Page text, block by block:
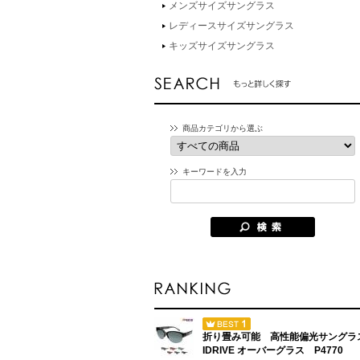
メンズサイズサングラス
レディースサイズサングラス
キッズサイズサングラス
商品カテゴリから選ぶ
キーワードを入力
折り畳み可能 高性能偏光サングラ
IDRIVE オーバーグラス P4770